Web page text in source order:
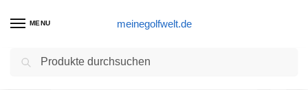
MENU meinegolfwelt.de
Start Golfschläger Produkte / Born for-Anime Herren Golfschläger-Hut, Retro-Baseballmütze, modisch, verstellbar, Orange/Blau, Unisex, weiß, Adult Printing bended Rubber